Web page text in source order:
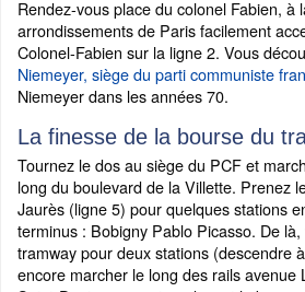
Rendez-vous place du colonel Fabien, à
arrondissements de Paris facilement
Colonel-Fabien sur la ligne 2. Vous
Niemeyer, siège du parti communiste
Niemeyer dans les années 70.
La finesse de la bourse du
Tournez le dos au siège du PCF et
long du boulevard de la Villette. Prenez
Jaurès (ligne 5) pour quelques stations
terminus : Bobigny Pablo Picasso. De
tramway pour deux stations (descendre
encore marcher le long des rails avenue